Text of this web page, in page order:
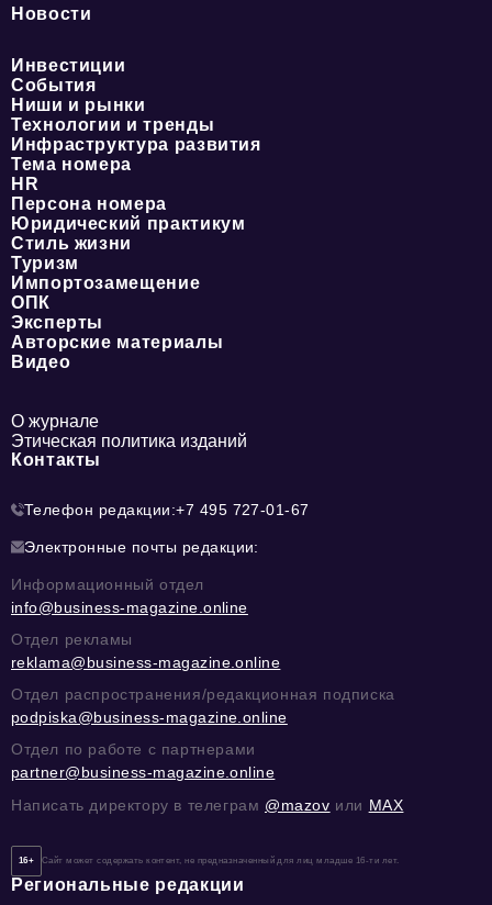
Новости
Инвестиции
События
Ниши и рынки
Технологии и тренды
Инфраструктура развития
Тема номера
HR
Персона номера
Юридический практикум
Стиль жизни
Туризм
Импортозамещение
ОПК
Эксперты
Авторские материалы
Видео
О журнале
Этическая политика изданий
Контакты
Телефон редакции:+7 495 727-01-67
Электронные почты редакции:
Информационный отдел
info@business-magazine.online
Отдел рекламы
reklama@business-magazine.online
Отдел распространения/редакционная подписка
podpiska@business-magazine.online
Отдел по работе с партнерами
partner@business-magazine.online
Написать директору в телеграм @mazov или MAX
16+ Сайт может содержать контент, не предназначенный для лиц младше 16-ти лет.
Региональные редакции